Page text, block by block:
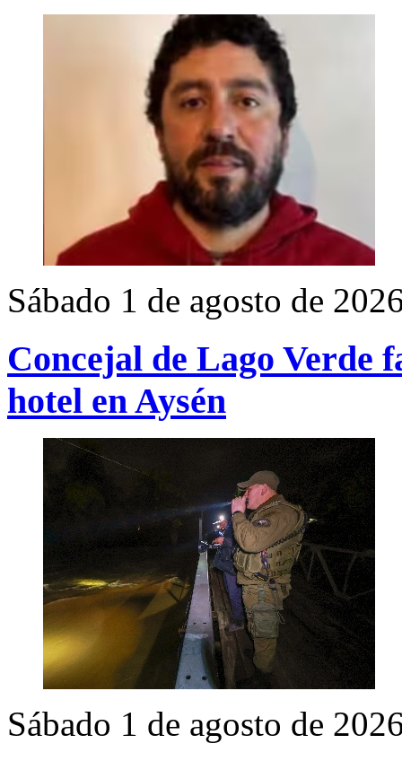
Sábado 1 de agosto de
Concejal de Lago Verde
hotel en Aysén
Sábado 1 de agosto de